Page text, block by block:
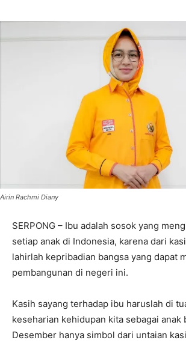
Airin Rachmi Diany
SERPONG – Ibu adalah sosok yang
setiap anak di Indonesia, karena dari
lahirlah kepribadian bangsa yang dapat
pembangunan di negeri ini.
Kasih sayang terhadap ibu haruslah di
keseharian kehidupan kita sebagai anak
Desember hanya simbol dari untaian